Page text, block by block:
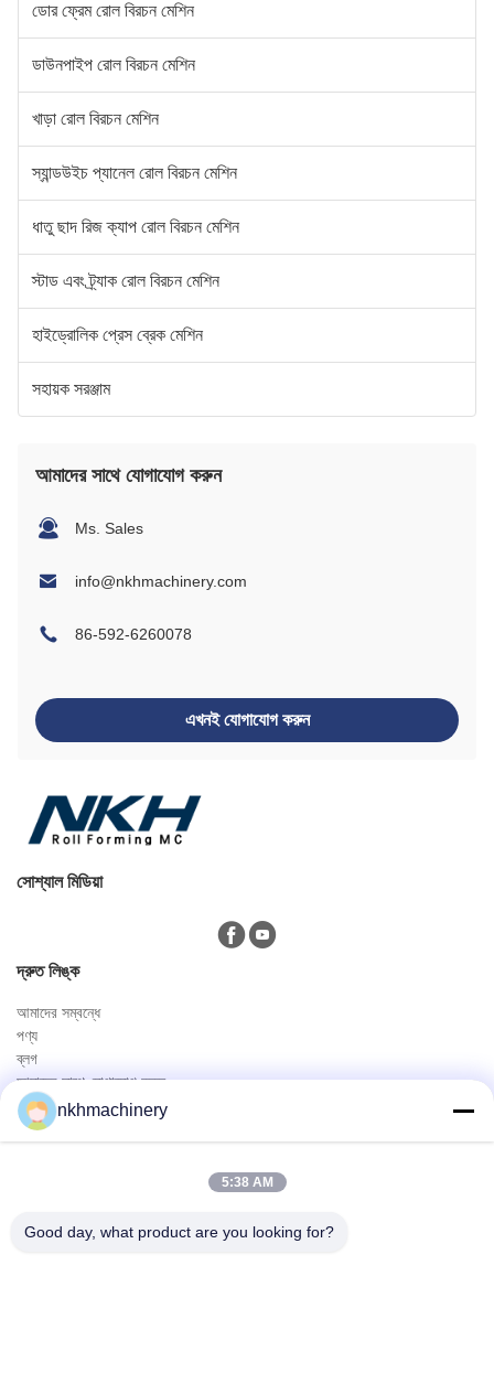
ডোর ফ্রেম রোল বিরচন মেশিন
ডাউনপাইপ রোল বিরচন মেশিন
খাড়া রোল বিরচন মেশিন
স্যান্ডউইচ প্যানেল রোল বিরচন মেশিন
ধাতু ছাদ রিজ ক্যাপ রোল বিরচন মেশিন
স্টাড এবং ট্র্যাক রোল বিরচন মেশিন
হাইড্রোলিক প্রেস ব্রেক মেশিন
সহায়ক সরঞ্জাম
আমাদের সাথে যোগাযোগ করুন
Ms. Sales
info@nkhmachinery.com
86-592-6260078
এখনই যোগাযোগ করুন
সোশ্যাল মিডিয়া
দ্রুত লিঙ্ক
আমাদের সম্বন্ধে
পণ্য
ব্লগ
আমাদের সাথে যোগাযোগ করুন
পণ্য
ছাদ প্যানেল রোল বিরচন মেশিন
ছাদ পত্রক ক্রিম্পিং মেশিন
nkhmachinery
5:38 AM
Good day, what product are you looking for?